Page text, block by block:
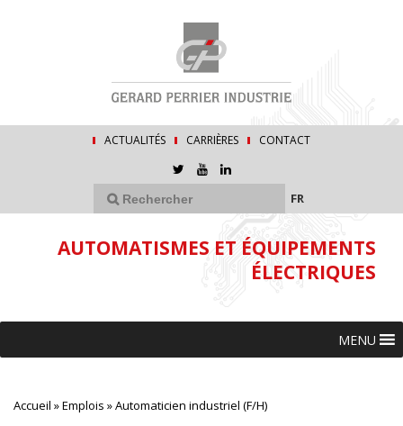
ACTUALITÉS CARRIÈRES CONTACT
FR
AUTOMATISMES ET ÉQUIPEMENTS
ÉLECTRIQUES
MENU
Accueil »Emplois »Automaticien industriel (F/H)